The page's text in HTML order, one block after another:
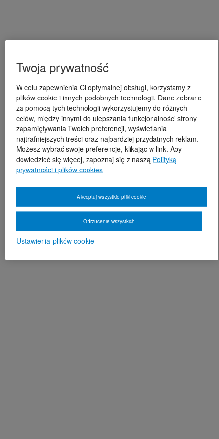
Twoja prywatność
W celu zapewnienia Ci optymalnej obsługi, korzystamy z
plików cookie i innych podobnych technologii. Dane zebrane
za pomocą tych technologii wykorzystujemy do różnych
celów, między innymi do ulepszania funkcjonalności strony,
zapamiętywania Twoich preferencji, wyświetlania
najtrafniejszych treści oraz najbardziej przydatnych reklam.
Możesz wybrać swoje preferencje, klikając w link. Aby
dowiedzieć się więcej, zapoznaj się z naszą Polityką
prywatności i plików cookies
Ustawienia plików cookie
Odrzucenie wszystkich
Akceptuj wszystkie pliki cookie